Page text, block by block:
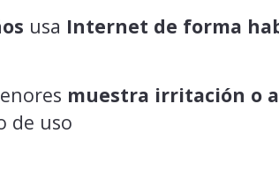
usa Internet de forma
muestra irritación o
de uso